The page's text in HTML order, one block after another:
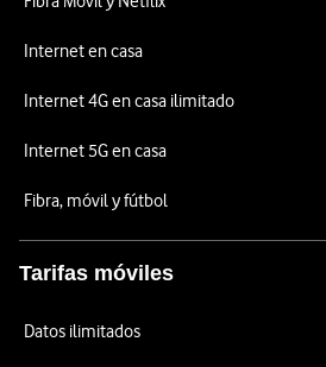
Internet en casa
Internet 4G en casa ilimitado
Internet 5G en casa
Fibra, móvil y fútbol
Tarifas móviles
Datos ilimitados